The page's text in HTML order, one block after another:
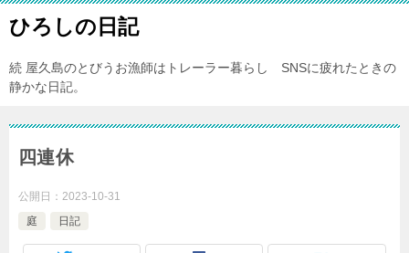
ひろしの日記
続 屋久島のとびうお漁師はトレーラー暮らし SNSに疲れたときの
静かな日記。
四連休
公開日： 2023-10-31
庭
日記